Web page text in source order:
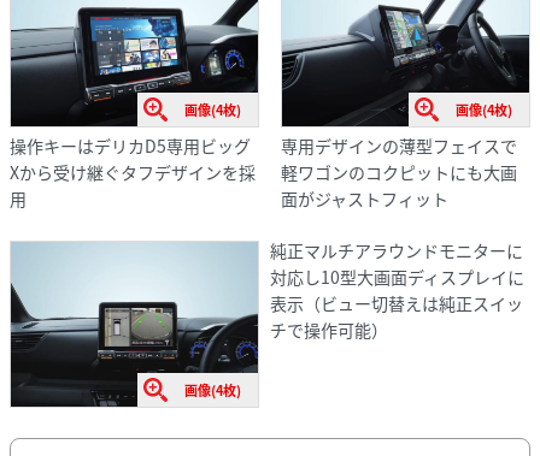
画像(4枚)
操作キーはデリカD5専用ビッグ
Xから受け継ぐタフデザインを採
用
画像(4枚)
専用デザインの薄型フェイスで
軽ワゴンのコクピットにも大画
面がジャストフィット
画像(4枚)
純正マルチアラウンドモニターに
対応し10型大画面ディスプレイに
表示（ビュー切替えは純正スイッ
チで操作可能）